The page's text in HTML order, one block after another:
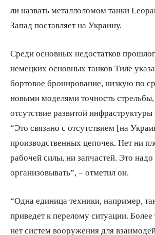
ли назвать металлоломом танки
Запад поставляет на Украину.
Среди основных недостатков
немецких основных танков Тиле
бортовое бронирование, низкую по
новыми моделями точность стрельбы,
отсутствие развитой
“Это связано с отсутствием [на
производственных цепочек. Нет ни
рабочей силы, ни запчастей. Это надо
организовывать”, – отметил он.
“Одна единица техники, например,
приведет к перелому ситуации.
нет систем вооружения для